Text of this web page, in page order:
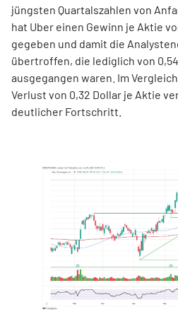
jüngsten Quartalszahlen von
hat Uber einen Gewinn je Aktie
gegeben und damit die
übertroffen, die lediglich von
ausgegangen waren. Im
Verlust von 0,32 Dollar je Aktie
deutlicher Fortschritt.